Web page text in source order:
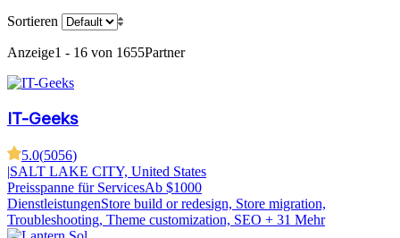
Sortieren
Anzeige1 - 16 von 1655Partner
IT-Geeks
5.0(5056)
|SALT LAKE CITY, United States
Preisspanne für ServicesAb $1000
DienstleistungenStore build or redesign, Store migration,
Troubleshooting, Theme customization, SEO + 31 Mehr